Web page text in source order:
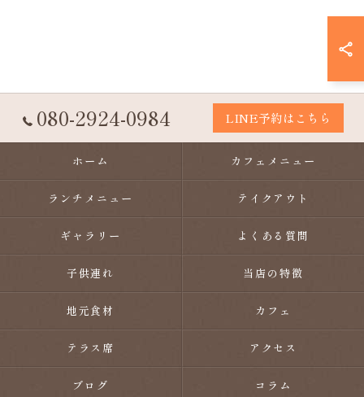
080-2924-0984 LINE予約はこちら
ホーム カフェメニュー
ランチメニュー テイクアウト
ギャラリー よくある質問
子供連れ 当店の特徴
地元食材 カフェ
テラス席 アクセス
ブログ コラム